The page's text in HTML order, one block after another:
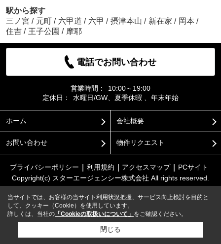
駅から探す
三ノ宮 / 元町 / 六甲道 / 六甲 / 摂津本山 / 新在家 / 岡本 /
住吉 / 王子公園 / 摩耶
電話でお問い合わせ
営業時間：
10:00～19:00
定休日：
水曜日/GW、夏季休暇 、年末年始
ホーム 会社概要
お問い合わせ 物件リクエスト
プライバシーポリシー 利用規約 アクセスマップ
PCサイト
Copyright(c) スターエージェンシー株式会社 All rights reserved.
当サイトでは、お客様の当サイト利用状況把握、サービス向上検討を目的と
して、クッキー（Cookie）を使用しています。
詳しくは、当社の 「Cookieの取扱いについて」 をご確認ください。
閉じる